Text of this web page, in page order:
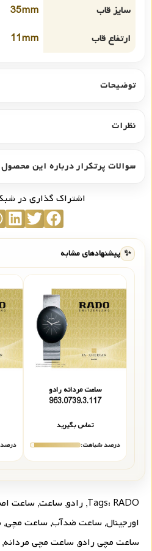
سایز قاب
35mm
ارتفاع قاب
11mm
توضیحات
نظرات
سوالات پرتکرار درباره این محصول
اشتراک گذاری در
✨ پیشنهادهای مشابه
ساعت مردانه رادو
963.0739.3.117
تماس بگیرید
درصد شباهت:
Tags: RADO
, رادو, ساعت, ساعت
اورجینال, ساعت ضدآب, ساعت مچی,
ساعت مچی رادو, ساعت مچی مردانه,